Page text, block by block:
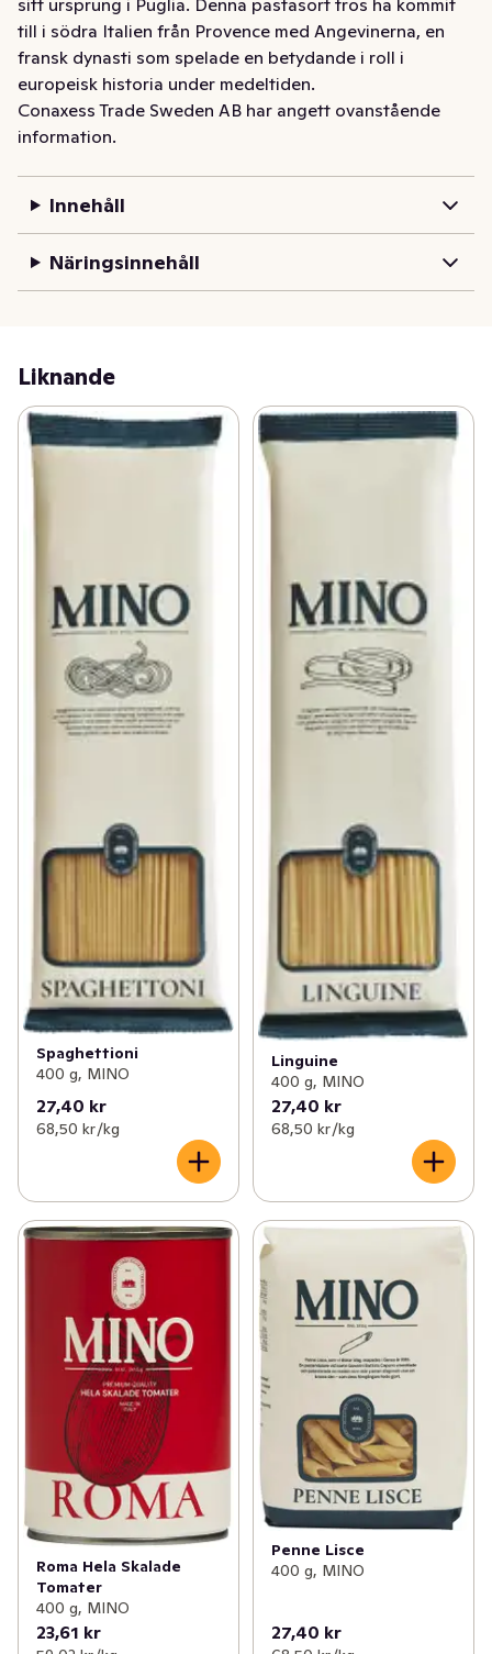
sitt ursprung i Puglia. Denna pastasort tros ha kommit
till i södra Italien från Provence med Angevinerna, en
fransk dynasti som spelade en betydande i roll i
europeisk historia under medeltiden.
Conaxess Trade Sweden AB har angett ovanstående
information.
Innehåll
Näringsinnehåll
Liknande
Spaghettioni
400 g, MINO
27,40 kr
68,50 kr /kg
Linguine
400 g, MINO
27,40 kr
68,50 kr /kg
Roma Hela Skalade
Tomater
400 g, MINO
23,61 kr
Penne Lisce
400 g, MINO
27,40 kr